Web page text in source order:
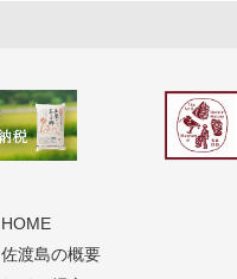
HOME
佐渡島の概要